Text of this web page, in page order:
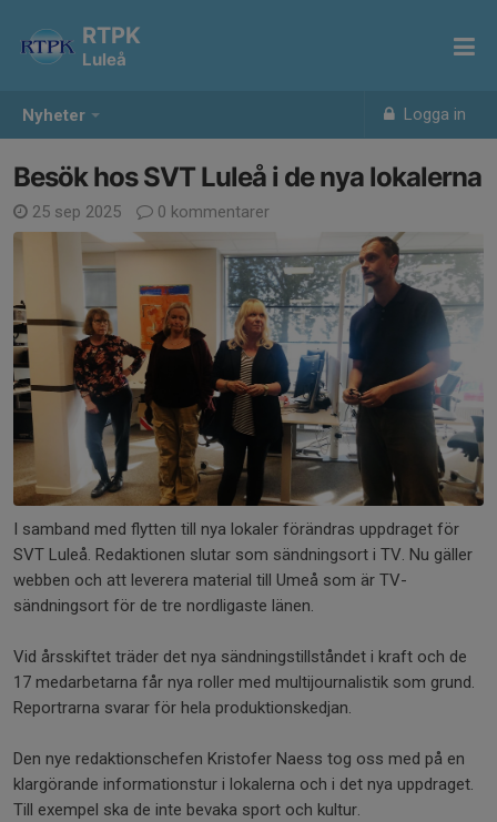
Nyheter Logga in
RTPK
Luleå
Besök hos SVT Luleå i de nya lokalerna
25 sep 2025 0 kommentarer
I samband med flytten till nya lokaler förändras uppdraget för
SVT Luleå. Redaktionen slutar som sändningsort i TV. Nu gäller
webben och att leverera material till Umeå som är TV-
sändningsort för de tre nordligaste länen.
Vid årsskiftet träder det nya sändningstillståndet i kraft och de
17 medarbetarna får nya roller med multijournalistik som grund.
Reportrarna svarar för hela produktionskedjan.
Den nye redaktionschefen Kristofer Naess tog oss med på en
klargörande informationstur i lokalerna och i det nya uppdraget.
Till exempel ska de inte bevaka sport och kultur.